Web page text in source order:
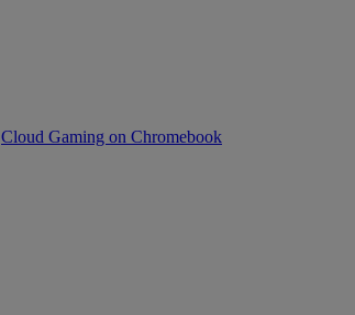
Cloud Gaming on Chromebook